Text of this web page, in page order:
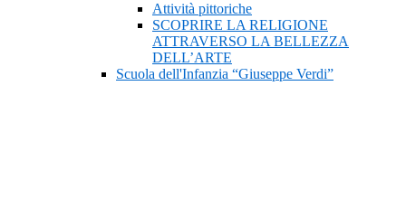
Attività pittoriche
SCOPRIRE LA RELIGIONE
ATTRAVERSO LA BELLEZZA
DELL’ARTE
Scuola dell'Infanzia “Giuseppe Verdi”